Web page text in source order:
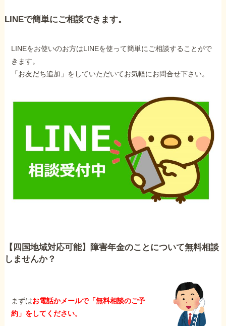
LINEで簡単にご相談できます。
LINEをお使いのお方はLINEを使って簡単にご相談することがで
きます。
「お友だち追加」をしていただいてお気軽にお問合せ下さい。
【四国地域対応可能】障害年金のことについて無料相談
しませんか？
まずはお電話かメールで「無料相談のご予
約」をしてください。